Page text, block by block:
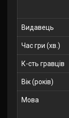
Видавець
Час гри (хв.)
К-сть гравців
Вік (років)
Мова